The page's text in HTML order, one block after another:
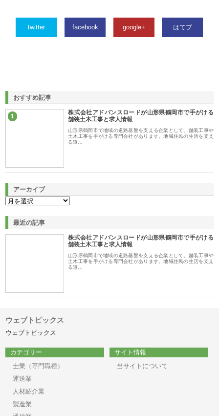
twitter facebook google+ はてブ
おすすめ記事
1
株式会社アドバンスロードが山形県鶴岡市で手がける
舗装土木工事と求人情報
山形県鶴岡市で地域の道路基盤を支える企業として、舗装工事や
土木工事を手がける専門会社があります。地域住民の生活を支え
る道…
アーカイブ
最近の記事
株式会社アドバンスロードが山形県鶴岡市で手がける
舗装土木工事と求人情報
山形県鶴岡市で地域の道路基盤を支える企業として、舗装工事や
土木工事を手がける専門会社があります。地域住民の生活を支え
る道…
ウェブトピックス
ウェブトピックス
カテゴリー
士業（専門職種）
運送業
人材紹介業
製造業
サイト情報
当サイトについて